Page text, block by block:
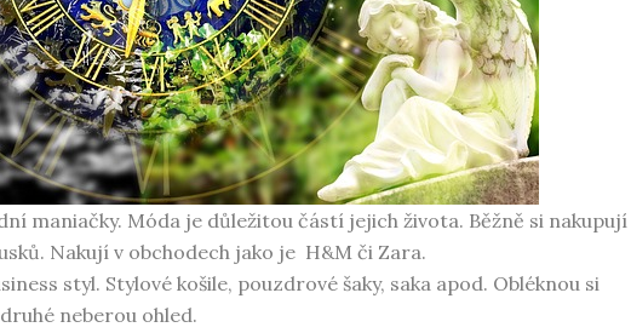
maniačky. Móda je důležitou částí jejich života. Běžně si nakupují
Nakují v obchodech jako je H&M či Zara.
styl. Stylové košile, pouzdrové šaky, saka apod. Obléknou si
neberou ohled.